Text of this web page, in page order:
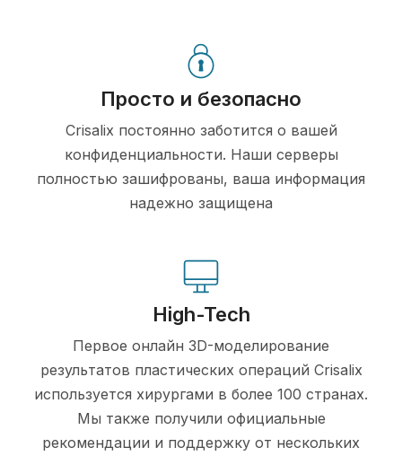
Просто и безопасно
Crisalix постоянно заботится о вашей
конфиденциальности. Наши серверы
полностью зашифрованы, ваша информация
надежно защищена
High-Tech
Первое онлайн 3D-моделирование
результатов пластических операций Crisalix
используется хирургами в более 100 странах.
Мы также получили официальные
рекомендации и поддержку от нескольких